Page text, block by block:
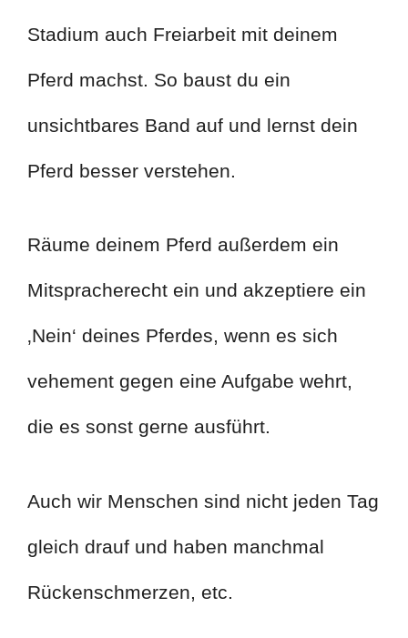
Stadium auch Freiarbeit mit deinem
Pferd machst. So baust du ein
unsichtbares Band auf und lernst dein
Pferd besser verstehen.
Räume deinem Pferd außerdem ein
Mitspracherecht ein und akzeptiere ein
‚Nein‘ deines Pferdes, wenn es sich
vehement gegen eine Aufgabe wehrt,
die es sonst gerne ausführt.
Auch wir Menschen sind nicht jeden Tag
gleich drauf und haben manchmal
Rückenschmerzen, etc.